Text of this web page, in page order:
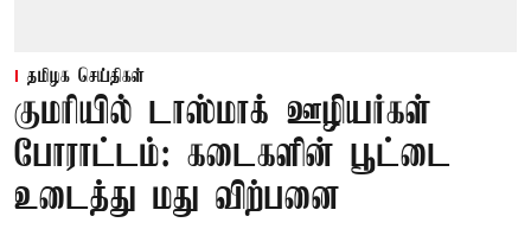
தமிழக செய்திகள்
குமரியில் டாஸ்மாக் ஊழியர்கள்
போராட்டம்: கடைகளின் பூட்டை
உடைத்து மது விற்பனை